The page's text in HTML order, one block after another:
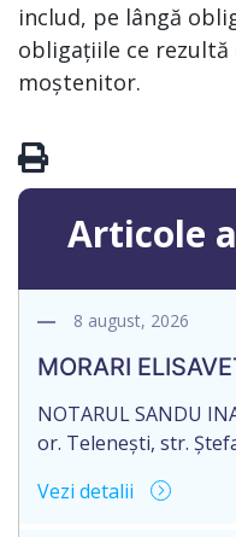
includ, pe lângă
obligațiile ce
moștenitor.
Articole
8 august, 2026
MORARI
NOTARUL SANDU
or. Telenești, str.
succesorale în urma
Vezi detalii